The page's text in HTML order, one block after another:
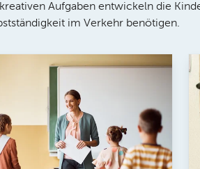
Aufgaben entwickeln die
im Verkehr benötigen.